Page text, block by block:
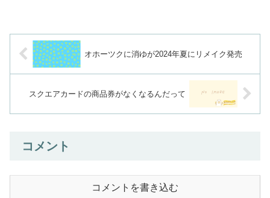
オホーツクに消ゆが2024年夏にリメイク発売
スクエアカードの商品券がなくなるんだって
コメント
コメントを書き込む